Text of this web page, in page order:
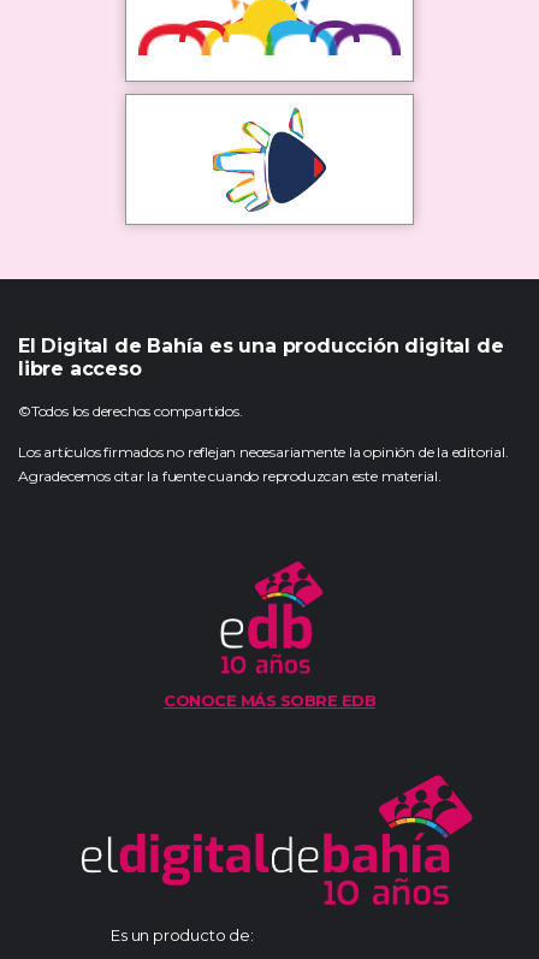
El Digital de Bahía es una producción digital de
libre acceso
©Todos los derechos compartidos.
Los artículos firmados no reflejan necesariamente la opinión de la editorial.
Agradecemos citar la fuente cuando reproduzcan este material.
CONOCE MÁS SOBRE EDB
Es un producto de: